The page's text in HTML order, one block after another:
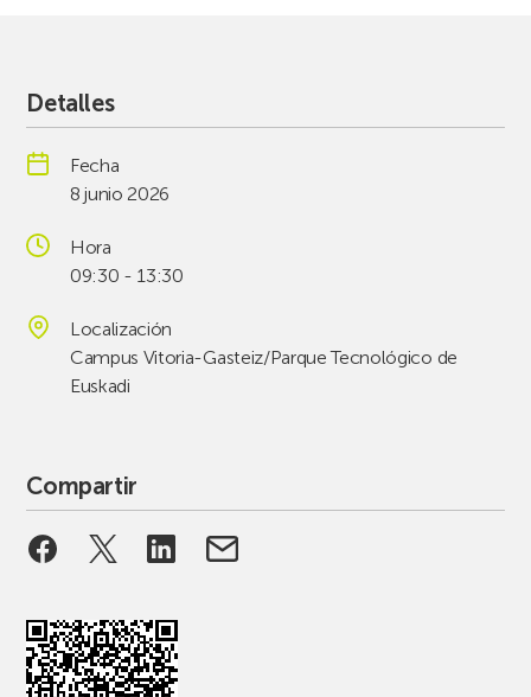
Detalles
Fecha
8 junio 2026
Hora
09:30 - 13:30
Localización
Campus Vitoria-Gasteiz/Parque Tecnológico de
Euskadi
Compartir